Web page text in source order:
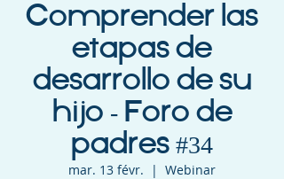
Comprender las
etapas de
desarrollo de su
hijo - Foro de
padres #34
mar. 13 févr.
  |
Webinar